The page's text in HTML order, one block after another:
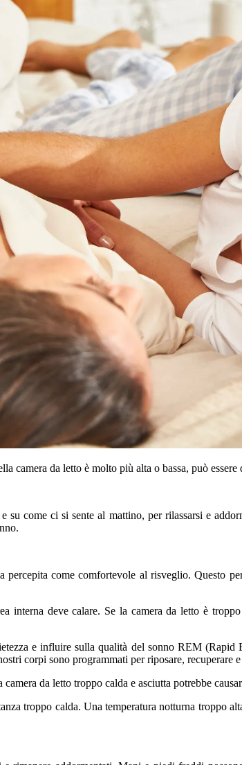
camera da letto è molto più alta o bassa, può
come ci si sente al mattino, per rilassarsi e
come comfortevole al risveglio. Questo
interna deve calare. Se la camera da letto è
e influire sulla qualità del sonno REM
corpi sono programmati per riposare, recuperare
da letto troppo calda e asciutta potrebbe
troppo calda. Una temperatura notturna troppo